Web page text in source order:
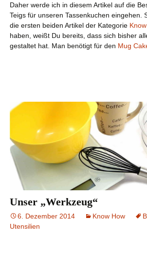
Daher werde ich in diesem Artikel auf die
Teigs für unseren Tassenkuchen eingehen.
die ersten beiden Artikel der Kategorie
haben, weißt Du bereits, dass sich bisher
gestaltet hat. Man benötigt für den Mug
Unser „Werkzeug“
6. Dezember 2014 Know How
Utensilien